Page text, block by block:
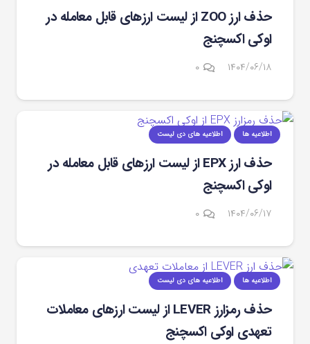
حذف ارز ZOO از لیست ارزهای قابل معامله در
اوکی اکسچنج
۱۴۰۴/۰۶/۱۸ ۰
اطلاعیه ها اطلاعیه های دی لیست
حذف ارز EPX از لیست ارزهای قابل معامله در
اوکی اکسچنج
۱۴۰۴/۰۶/۱۷ ۰
اطلاعیه ها اطلاعیه های دی لیست
حذف رمزارز LEVER از لیست ارزهای معاملات
تعهدی اوکی اکسچنج